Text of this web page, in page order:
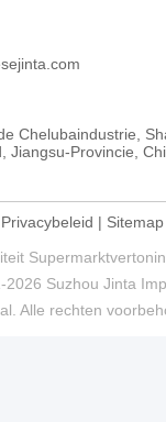
Chelubaindustrie,
Jiangsu-Provincie,
Privacybeleid | Sitemap
Suzhou Jinta
Alle rechten